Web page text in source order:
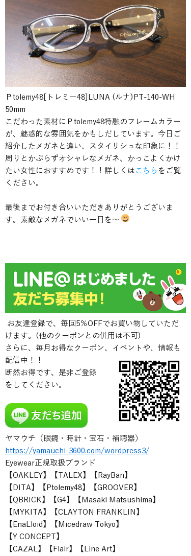
Ｐtolemy48[トレミー48]LUNA (ルナ)PT-140-WH
50mm
こだわった素材にＰtolemy48特融のフレームカラー
が、魅惑的な雰囲気をかもしだしています。今日ご
紹介したメガネと違い、スタイリシュな印象に！！
周りとかぶらずオシャレなメガネ、かっこよくかけ
たい女性におすすめです！！詳しくは こちら をご覧
ください。
最後までお付き合いいただきありがとうございま
す。素敵なメガネでいい一日を～
お友達登録で、毎回5％OFFでお買い物していただ
けます。(他のクーポンとの併用は不可)
さらに、毎月お得なクーポン、イベントや、情報も
配信中！！
断然お得です、是非ご登録
をしてください。
ヤマウチ（眼鏡・時計・宝石・補聴器）
https://yamauchi-3600.com/wordpress3/
Eyewear正規取扱ブランド
【OAKLEY】【TALEX】【RayBan】
【DITA】【Ptolemy48】【GROOVER】
【QBRICK】【G4】【Masaki Matsushima】
【MYKITA】【CLAYTON FRANKLIN】
【EnaLloid】【Micedraw Tokyo】
【Y CONCEPT】
【CAZAL】【Flair】【Line Art】